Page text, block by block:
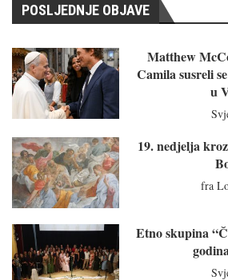
POSLJEDNJE OBJAVE
Matthew
Camila susreli
u
19. nedjelja
fra
Etno skupina